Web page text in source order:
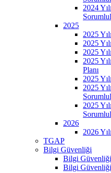
2024
2025
2025
2025
2025
2025
Planı
2025
2025
2025
2026
2026
TGAP
Bilgi Güvenliği
Bilgi Güvenliği
Bilgi Güvenliği